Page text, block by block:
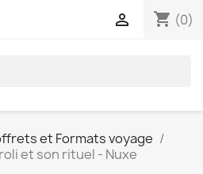
shopping_cart (0)

et Formats voyage
et son rituel - Nuxe